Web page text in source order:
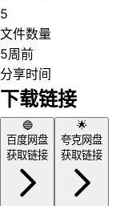
5
文件数量
5周前
分享时间
下载链接
🔵
百度网盘
获取链接
🌟
夸克网盘
获取链接